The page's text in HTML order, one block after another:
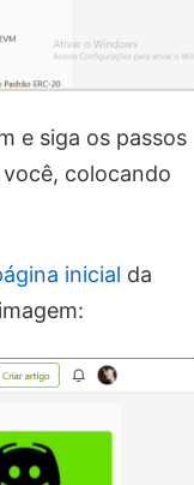
e siga os passos
colocando
inicial da